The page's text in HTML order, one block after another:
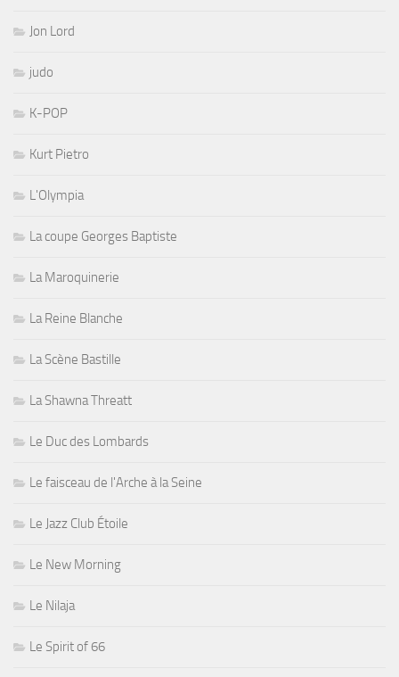
Jon Lord
judo
K-POP
Kurt Pietro
L'Olympia
La coupe Georges Baptiste
La Maroquinerie
La Reine Blanche
La Scène Bastille
La Shawna Threatt
Le Duc des Lombards
Le faisceau de l'Arche à la Seine
Le Jazz Club Étoile
Le New Morning
Le Nilaja
Le Spirit of 66